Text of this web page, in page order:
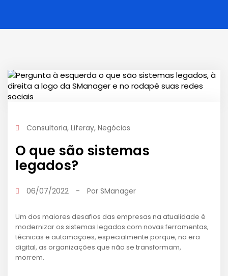
Consultoria, Liferay, Negócios
O que são sistemas
legados?
06/07/2022 - Por SManager
Um dos maiores desafios das empresas na atualidade é
modernizar os sistemas legados com novas ferramentas,
técnicas e automações, especialmente porque, na era
digital, as organizações que não se transformam,
morrem.